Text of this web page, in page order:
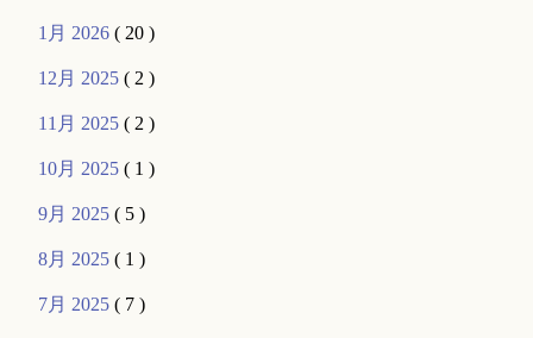
1月 2026( 20 )
12月 2025( 2 )
11月 2025( 2 )
10月 2025( 1 )
9月 2025( 5 )
8月 2025( 1 )
7月 2025( 7 )